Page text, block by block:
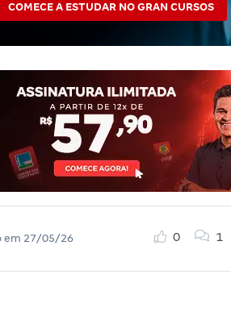
COMECE A ESTUDAR NO GRAN CURSOS
em 27/05/26
0 1